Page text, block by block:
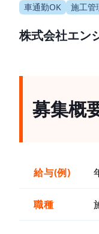
車通勤OK 施工管
株式会社エン
募集概
給与(例)
職種